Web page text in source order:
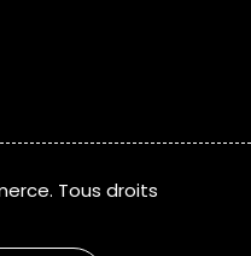
Tous droits